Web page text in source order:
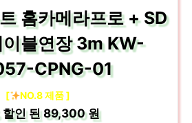
홈카메라프로 + SD
이블연장 3m KW-
CPNG-01
[ NO.8 제품 ]
할인 된89,300 원